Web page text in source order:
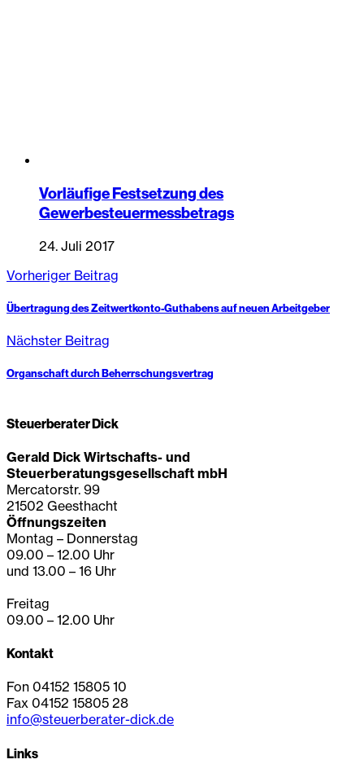
Vorläufige Festsetzung des
Gewerbesteuermessbetrags
24. Juli 2017
Vorheriger Beitrag
Übertragung des Zeitwertkonto-Guthabens auf neuen Arbeitgeber
Nächster Beitrag
Organschaft durch Beherrschungsvertrag
Steuerberater Dick
Gerald Dick Wirtschafts- und
Steuerberatungsgesellschaft mbH
Mercatorstr. 99
21502 Geesthacht
Öffnungszeiten
Montag – Donnerstag
09.00 – 12.00 Uhr
und 13.00 – 16 Uhr
Freitag
09.00 – 12.00 Uhr
Kontakt
Fon 04152 15805 10
Fax 04152 15805 28
info@steuerberater-dick.de
Links